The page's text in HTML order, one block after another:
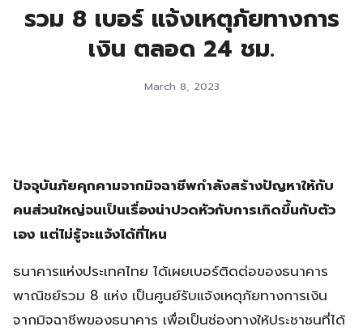
รวม 8 เบอร์ แจ้งเหตุภัยทางการ
เงิน ตลอด 24 ชม.
March 8, 2023
ปัจจุบันภัยคุกคามจากมิจฉาชีพกำลังสร้างปัญหาให้กับ
คนส่วนใหญ่จนเป็นเรื่องน่าปวดหัวกับการเกิดขึ้นกับตัว
เอง แต่ไม่รู้จะแจ้งได้ที่ไหน
ธนาคารแห่งประเทศไทย ได้เผยเบอร์ติดต่อของธนาคาร
พาณิชย์รวม 8 แห่ง เป็นศูนย์รับแจ้งเหตุภัยทางการเงิน
จากมิจฉาชีพของธนาคาร เพื่อเป็นช่องทางให้ประชาชนที่ได้